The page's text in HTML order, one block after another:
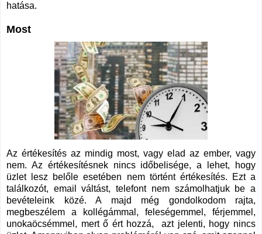
hatása.
Most
Az értékesítés az mindig most, vagy elad az ember, vagy
nem. Az értékesítésnek nincs időbelisége, a lehet, hogy
üzlet lesz belőle esetében nem történt értékesítés. Ezt a
találkozót, email váltást, telefont nem számolhatjuk be a
bevételeink közé. A majd még gondolkodom rajta,
megbeszélem a kollégámmal, feleségemmel, férjemmel,
unokaöcsémmel, mert ő ért hozzá, azt jelenti, hogy nincs